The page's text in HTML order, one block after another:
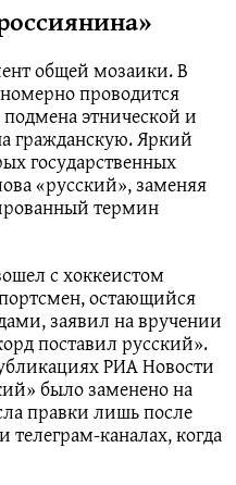
общей мозаики. В
проводится
подмена этнической и
гражданскую. Яркий
государственных
«русский», заменяя
термин
с хоккеистом
остающийся
заявил на вручении
поставил русский».
РИА Новости
было заменено на
правки лишь после
каналах, когда